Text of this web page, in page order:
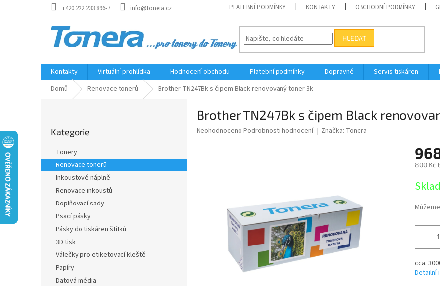
na
+420 222 233 896-7 info@tonera.cz PLATEBNÍ PODMÍNKY KONTAKTY OBCHODNÍ PODMÍNKY
HLEDAT
Kontakty Virtuální prohlídka Hodnocení obchodu Platební podmínky Dopravné Servis tiskáren
Domů
Renovace tonerů Brother TN247Bk s čipem Black renovovaný toner 3k
a
n
kategorie
Kategorie
Tonery
Renovace tonerů
Inkoustové náplně
Renovace inkoustů
Doplňovací sady
Psací pásky
Pásky do tiskáren štítků
3D tisk
Válečky pro etiketovací kleště
Papíry
Datová média
Brother TN247Bk s čipem Black
Průměrné
Neohodnoceno Podrobnosti hodnocení Značka: Tonera
800 Kč
cena:
cca.
Detailní